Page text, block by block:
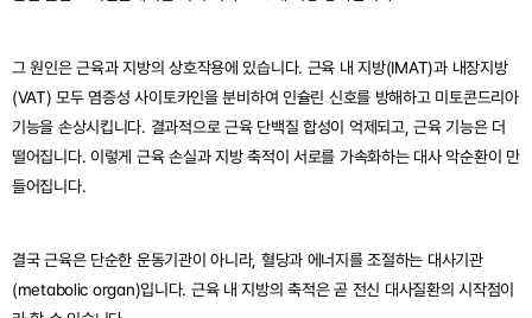
그 원인은 근육과 지방의 상호작용에 있습니다. 근육 내 지방(IMAT)과 내장지방
(VAT) 모두 염증성 사이토카인을 분비하여 인슐린 신호를 방해하고 미토콘드리아
기능을 손상시킵니다. 결과적으로 근육 단백질 합성이 억제되고, 근육 기능은 더
떨어집니다. 이렇게 근육 손실과 지방 축적이 서로를 가속화하는 대사 악순환이 만
들어집니다.
결국 근육은 단순한 운동기관이 아니라, 혈당과 에너지를 조절하는 대사기관
(metabolic organ)입니다. 근육 내 지방의 축적은 곧 전신 대사질환의 시작점이